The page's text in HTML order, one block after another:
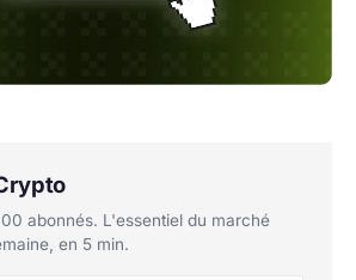
abonnés. L'essentiel du marché
en 5 min.